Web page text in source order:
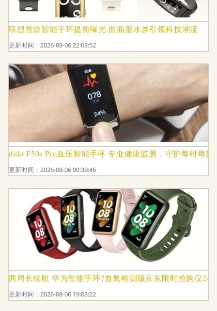
联想首款智能手环提前曝光 曲面墨水屏引领科技潮流
更新时间：2026-08-06 22:03:52
dido F50s Pro血压智能手环 专业健康监测，守护每时每刻
更新时间：2026-08-06 00:39:46
两周长续航 华为智能手环7血氧检测版京东限时抢购仅
更新时间：2026-08-06 19:03:22